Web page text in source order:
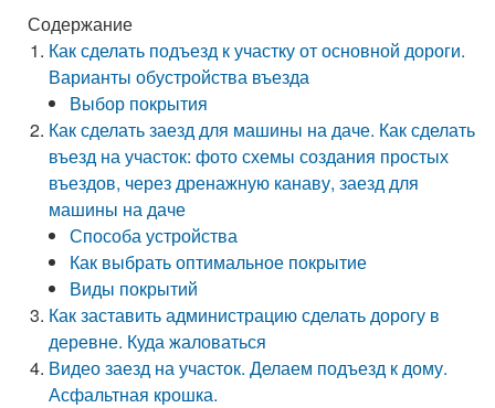
Содержание
Как сделать подъезд к участку от основной дороги.
Варианты обустройства въезда
Выбор покрытия
Как сделать заезд для машины на даче. Как сделать
въезд на участок: фото схемы создания простых
въездов, через дренажную канаву, заезд для
машины на даче
Способа устройства
Как выбрать оптимальное покрытие
Виды покрытий
Как заставить администрацию сделать дорогу в
деревне. Куда жаловаться
Видео заезд на участок. Делаем подъезд к дому.
Асфальтная крошка.